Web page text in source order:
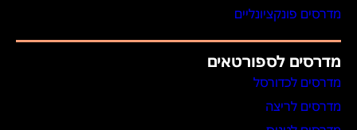
מדרסים פונקציונליים
מדרסים לספורטאים
מדרסים לכדורסל
מדרסים לריצה